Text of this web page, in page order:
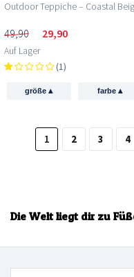
Outdoor Teppiche – Coastal
49,90 29,90
Auf Lager
(1)
größe▴ farbe ▴
1 2 3 4
Die Welt liegt dir zu